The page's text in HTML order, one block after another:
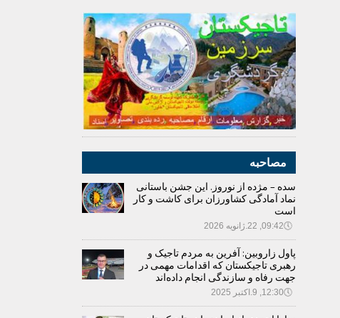
مصاحبه
سده – مژده از نوروز. این جشن باستانی
نماد آمادگی کشاورزان برای کاشت و کار
است
🕔09:42, 22.ژانویه 2026
پاول زاروبین: آفرین به مردم تاجیک و
رهبری تاجیکستان که اقدامات مهمی در
جهت رفاه و سازندگی انجام داده‌اند
🕔12:30, 9.اکتبر 2025